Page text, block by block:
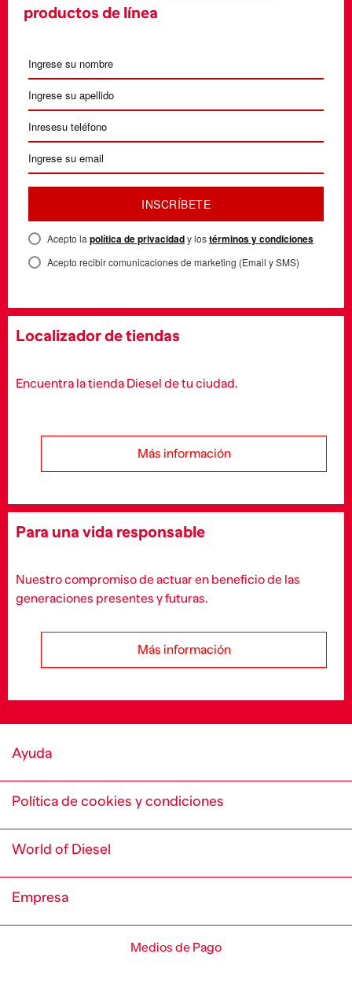
productos de línea
INSCRÍBETE
Acepto la política de privacidady lostérminos y condiciones
Acepto recibir comunicaciones de marketing (Email y SMS)
Localizador de tiendas
Encuentra la tienda Diesel de tu ciudad.
Más información
Para una vida responsable
Nuestro compromiso de actuar en beneficio de las
generaciones presentes y futuras.
Más información
Ayuda
Política de cookies y condiciones
World of Diesel
Empresa
Medios de Pago